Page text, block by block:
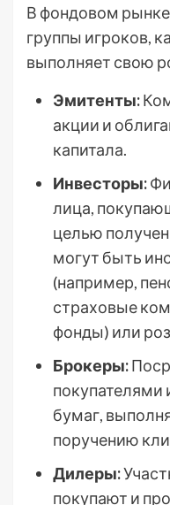
В фондовом
группы игроков,
выполняет свою
Эмитенты:
акции и
капитала.
Инвесторы:
лица,
целью
могут быть
(например,
страховые
фонды) или
Брокеры:
покупателями
бумаг,
поручению
Дилеры:
покупают и